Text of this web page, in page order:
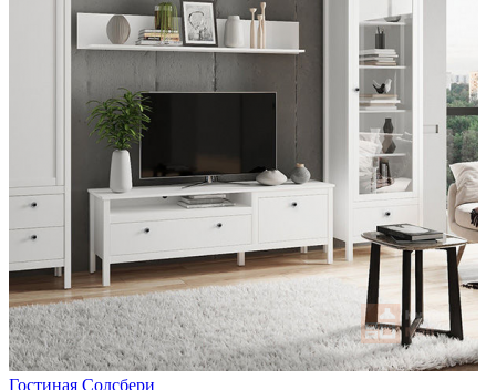
Гостиная Солсбери